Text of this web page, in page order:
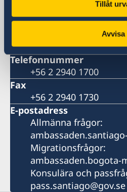
Tillåt
Avvisa
Embajada de Suecia
Av. Apoquindo 2929,
Las Condes, Santiago
Chile
Telefonnummer
+56 2 2940 1700
Fax
+56 2 2940 1730
E-postadress
Allmänna frågor:
Migrationsfrågor:
ambassaden.bogota-
Konsulära och
pass.santiago@gov.se